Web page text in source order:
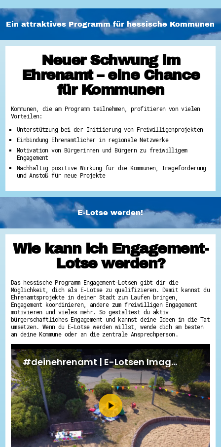
Ein attraktives Programm für hessische Kommunen
Neuer Schwung im
Ehrenamt – eine Chance
für Kommunen
Kommunen, die am Programm teilnehmen, profitieren von vielen
Vorteilen:
Unterstützung bei der Initiierung von Freiwilligenprojekten
Einbindung Ehrenamtlicher in regionale Netzwerke
Motivation von Bürgerinnen und Bürgern zu freiwilligem
Engagement
Nachhaltig positive Wirkung für die Kommunen, Imageförderung
und Anstoß für neue Projekte
E-Lotse werden!
Wie kann ich Engagement-
Lotse werden?
Das hessische Programm Engagement-Lotsen gibt dir die
Möglichkeit, dich als E-Lotse zu qualifizieren. Damit kannst du
Ehrenamtsprojekte in deiner Stadt zum Laufen bringen,
Engagement koordinieren, andere zum freiwilligen Engagement
motivieren und vieles mehr. So gestaltest du aktiv
bürgerschaftliches Engagement und kannst deine Ideen in die Tat
umsetzen. Wenn du E-Lotse werden willst, wende dich am besten
an deine Kommune oder an die zentrale Ansprechperson.